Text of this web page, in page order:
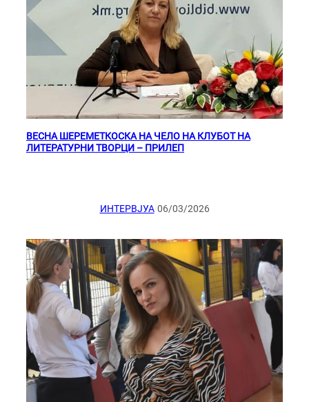
ВЕСНА ШЕРЕМЕТКОСКА НА ЧЕЛО НА КЛУБОТ НА
ЛИТЕРАТУРНИ ТВОРЦИ – ПРИЛЕП
ИНТЕРВЈУА| 06/03/2026